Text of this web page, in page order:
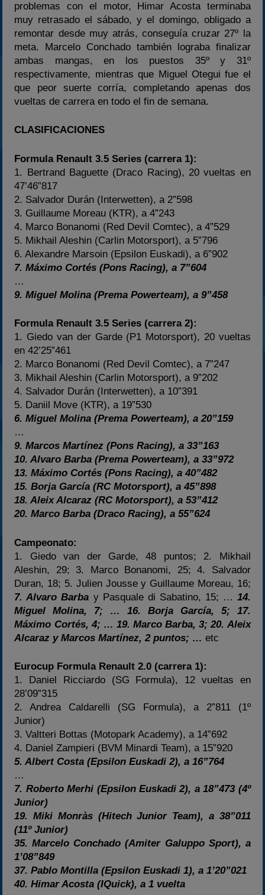
problemas con el motor, Himar Acosta terminaba
muy retrasado el sábado, y el domingo, obligado a
remontar desde muy atrás, conseguía cruzar 27º la
meta. Marcelo Conchado también lograba finalizar
ambas mangas, en los puestos 35º y 31º
respectivamente, mientras que Miguel Otegui fue el
que peor suerte corría, completando apenas dos
vueltas de carrera en todo el fin de semana.
CLASIFICACIONES
Formula Renault 3.5 Series (carrera 1):
1. Bertrand Baguette (Draco Racing), 20 vueltas en
47’46”817
2. Salvador Durán (Interwetten), a 2”598
3. Guillaume Moreau (KTR), a 4”243
4. Marco Bonanomi (Red Devil Comtec), a 4”529
5. Mikhail Aleshin (Carlin Motorsport), a 5”796
6. Alexandre Marsoin (Epsilon Euskadi), a 6”902
7. Máximo Cortés (Pons Racing), a 7”604
…
9. Miguel Molina (Prema Powerteam), a 9”458
Formula Renault 3.5 Series (carrera 2):
1. Giedo van der Garde (P1 Motorsport), 20 vueltas
en 42’25”461
2. Marco Bonanomi (Red Devil Comtec), a 7”247
3. Mikhail Aleshin (Carlin Motorsport), a 9”202
4. Salvador Durán (Interwetten), a 10”391
5. Daniil Move (KTR), a 19”530
6. Miguel Molina (Prema Powerteam), a 20”159
…
9. Marcos Martínez (Pons Racing), a 33”163
10. Alvaro Barba (Prema Powerteam), a 33”972
13. Máximo Cortés (Pons Racing), a 40”482
15. Borja García (RC Motorsport), a 45”898
18. Aleix Alcaraz (RC Motorsport), a 53”412
20. Marco Barba (Draco Racing), a 55”624
Campeonato:
1. Giedo van der Garde, 48 puntos; 2. Mikhail
Aleshin, 29; 3. Marco Bonanomi, 25; 4. Salvador
Duran, 18; 5. Julien Jousse y Guillaume Moreau, 16;
7. Alvaro Barba y Pasquale di Sabatino, 15; … 14.
Miguel Molina, 7; … 16. Borja García, 5; 17.
Máximo Cortés, 4; … 19. Marco Barba, 3; 20. Aleix
Alcaraz y Marcos Martínez, 2 puntos; … etc
Eurocup Formula Renault 2.0 (carrera 1):
1. Daniel Ricciardo (SG Formula), 12 vueltas en
28’09”315
2. Andrea Caldarelli (SG Formula), a 2”811 (1º
Junior)
3. Valtteri Bottas (Motopark Academy), a 14”692
4. Daniel Zampieri (BVM Minardi Team), a 15”920
5. Albert Costa (Epsilon Euskadi 2), a 16”764
…
7. Roberto Merhi (Epsilon Euskadi 2), a 18”473 (4º
Junior)
19. Miki Monràs (Hitech Junior Team), a 38”011
(11º Junior)
35. Marcelo Conchado (Amiter Galuppo Sport), a
1’08”849
37. Pablo Montilla (Epsilon Euskadi 1), a 1’20”021
40. Himar Acosta (IQuick), a 1 vuelta